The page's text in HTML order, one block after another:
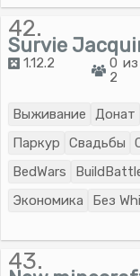
42.
Survie
1.12.2
0 из
2
Выживание Донат
Паркур
Свадьбы
BedWars
Экономика
Без
43.